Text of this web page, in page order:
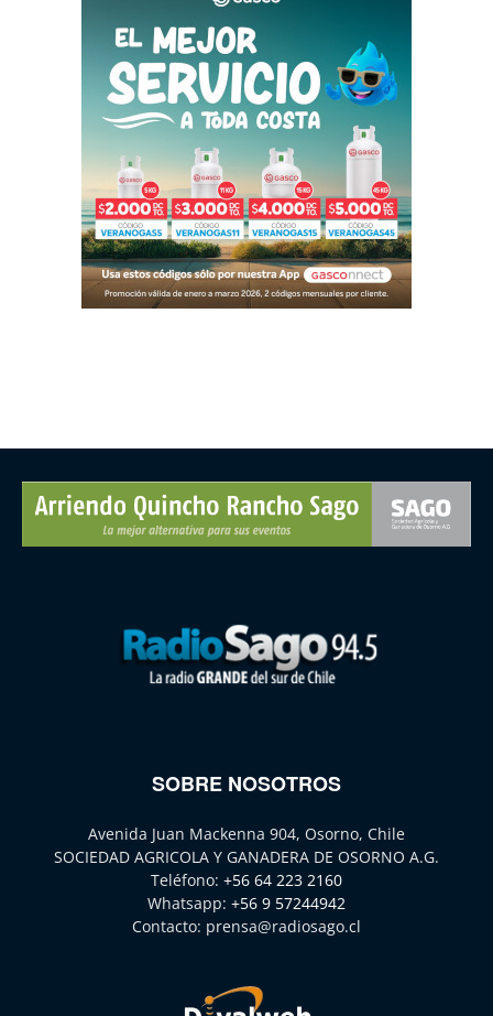
SOBRE NOSOTROS
Avenida Juan Mackenna 904, Osorno, Chile
SOCIEDAD AGRICOLA Y GANADERA DE OSORNO A.G.
Teléfono: +56 64 223 2160
Whatsapp: +56 9 57244942
Contacto: prensa@radiosago.cl